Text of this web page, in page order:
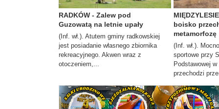
RADKÓW - Zalew pod
Guzowatą na letnie upały
(Inf. wł.). Atutem gminy radkowskiej
jest posiadanie własnego zbiornika
rekreacyjnego. Akwen wraz z
otoczeniem,...
boisko
metamorfozę
(Inf. wł.).
sportowe przy
Podstawowej
przechodzi